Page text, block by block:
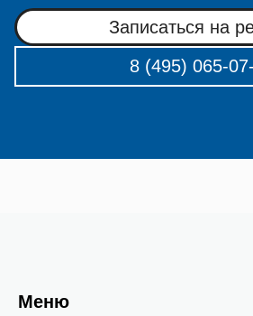
Записаться на
8 (495) 065-
Меню